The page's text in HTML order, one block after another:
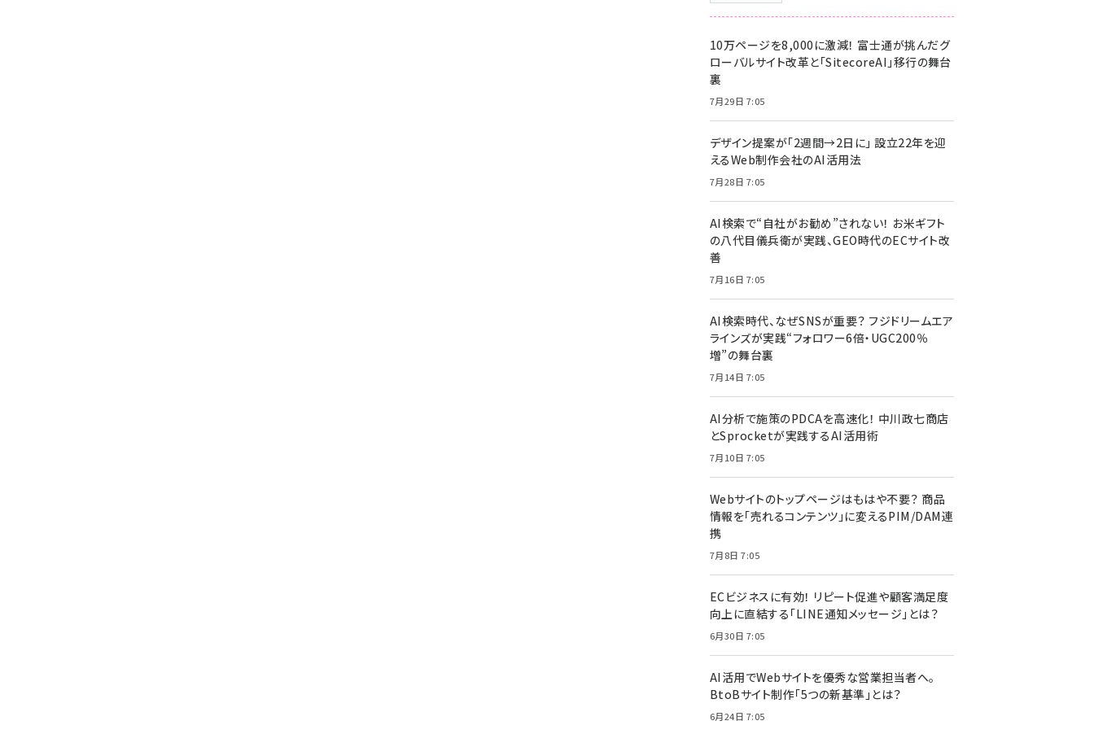
10万ページを8,000に激減！ 富士通が挑んだグ
ローバルサイト改革と「SitecoreAI」移行の舞台
裏
7月29日 7:05
デザイン提案が「2週間→2日に」 設立22年を迎
えるWeb制作会社のAI活用法
7月28日 7:05
AI検索で“自社がお勧め”されない！ お米ギフト
の八代目儀兵衛が実践、GEO時代のECサイト改
善
7月16日 7:05
AI検索時代、なぜSNSが重要？ フジドリームエア
ラインズが実践“フォロワー6倍・UGC200％
増”の舞台裏
7月14日 7:05
AI分析で施策のPDCAを高速化！ 中川政七商店
とSprocketが実践するAI活用術
7月10日 7:05
Webサイトのトップページはもはや不要？ 商品
情報を「売れるコンテンツ」に変えるPIM/DAM連
携
7月8日 7:05
ECビジネスに有効！ リピート促進や顧客満足度
向上に直結する「LINE通知メッセージ」とは？
6月30日 7:05
AI活用でWebサイトを優秀な営業担当者へ。
BtoBサイト制作「5つの新基準」とは？
6月24日 7:05